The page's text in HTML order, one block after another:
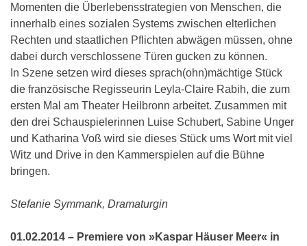
Momenten die Überlebensstrategien von Menschen, die
innerhalb eines sozialen Systems zwischen elterlichen
Rechten und staatlichen Pflichten abwägen müssen, ohne
dabei durch verschlossene Türen gucken zu können.
In Szene setzen wird dieses sprach(ohn)mächtige Stück
die französische Regisseurin Leyla-Claire Rabih, die zum
ersten Mal am Theater Heilbronn arbeitet. Zusammen mit
den drei Schauspielerinnen Luise Schubert, Sabine Unger
und Katharina Voß wird sie dieses Stück ums Wort mit viel
Witz und Drive in den Kammerspielen auf die Bühne
bringen.
Stefanie Symmank, Dramaturgin
01.02.2014 – Premiere von »Kaspar Häuser Meer« in